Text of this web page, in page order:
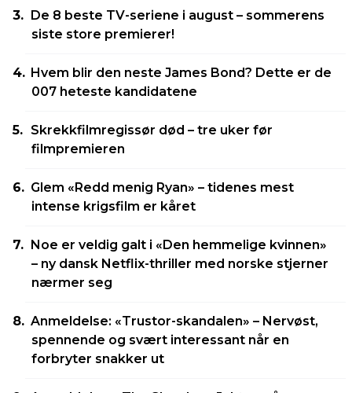
De 8 beste TV-seriene i august – sommerens
siste store premierer!
Hvem blir den neste James Bond? Dette er de
007 heteste kandidatene
Skrekkfilmregissør død – tre uker før
filmpremieren
Glem «Redd menig Ryan» – tidenes mest
intense krigsfilm er kåret
Noe er veldig galt i «Den hemmelige kvinnen»
– ny dansk Netflix-thriller med norske stjerner
nærmer seg
Anmeldelse: «Trustor-skandalen» – Nervøst,
spennende og svært interessant når en
forbryter snakker ut